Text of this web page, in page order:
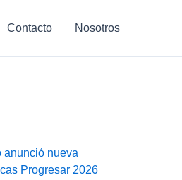
Contacto Nosotros
anunció nueva
Progresar 2026